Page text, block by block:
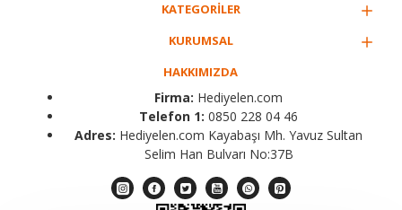
KATEGORİLER
KURUMSAL
HAKKIMIZDA
Firma: Hediyelen.com
Telefon 1: 0850 228 04 46
Adres: Hediyelen.com Kayabaşı Mh. Yavuz Sultan
Selim Han Bulvarı No:37B